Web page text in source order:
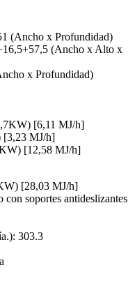
(Ancho x Profundidad)
(Ancho x Alto x
x Profundidad)
[6,11 MJ/h]
[3,23 MJ/h]
[12,58 MJ/h]
[28,03 MJ/h]
soportes antideslizantes
303.3